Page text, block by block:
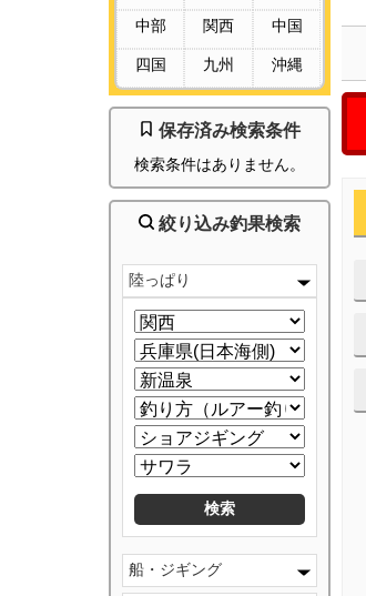
中部 関西 中国
四国 九州 沖縄
保存済み検索条件
検索条件はありません。
絞り込み釣果検索
陸っぱり
船・ジギング